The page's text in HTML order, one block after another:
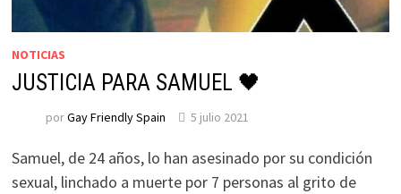
NOTICIAS
JUSTICIA PARA SAMUEL 🖤
porGay Friendly Spain 5 julio 2021
Samuel, de 24 años, lo han asesinado por su condición
sexual, linchado a muerte por 7 personas al grito de